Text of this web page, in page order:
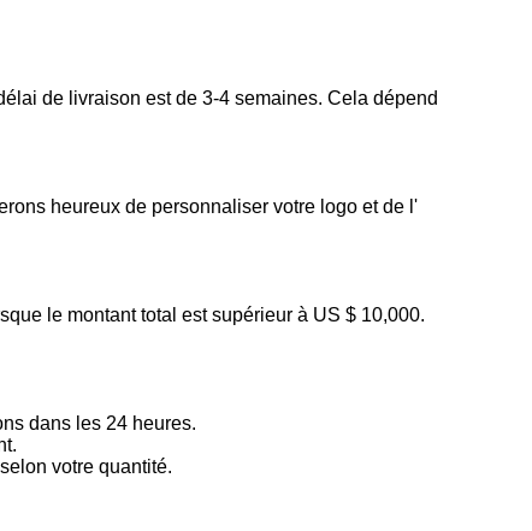
de livraison est de 3-4 semaines. Cela dépend
heureux de personnaliser votre logo et de l'
le montant total est supérieur à US $ 10,000.
dans les 24 heures.
votre quantité.